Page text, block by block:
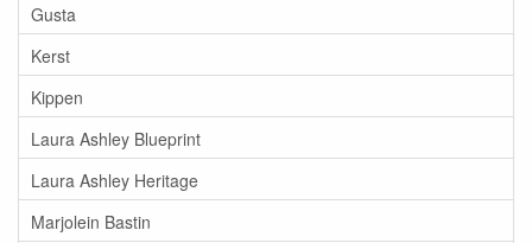
Gusta
Kerst
Kippen
Laura Ashley Blueprint
Laura Ashley Heritage
Marjolein Bastin